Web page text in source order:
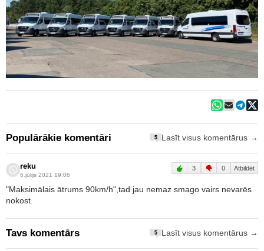
Populārākie komentāri 5 Lasīt visus komentārus →
reku
6.jūlijs 2021 19:06
3 0 Atbildēt
"Maksimālais ātrums 90km/h",tad jau nemaz smago vairs nevarēs
nokost.
Tavs komentārs 5 Lasīt visus komentārus →